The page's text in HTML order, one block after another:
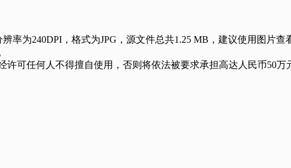
率为240DPI，格式为JPG，源文件总共1.25 MB，建议使用图片查
可任何人不得擅自使用，否则将依法被要求承担高达人民币50万